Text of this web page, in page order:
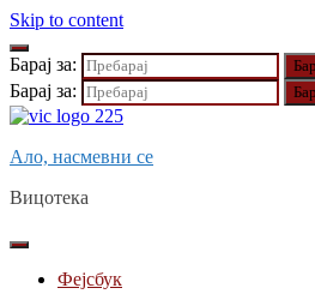
Skip to content
Барај за:
Барај за:
Ало, насмевни се
Вицотека
Фејсбук